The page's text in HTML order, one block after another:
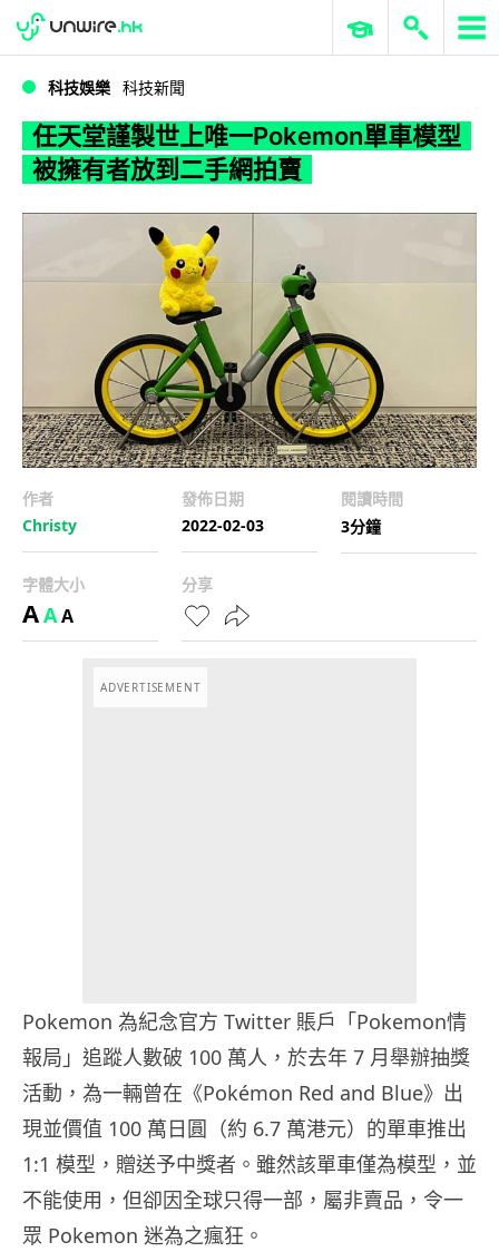
WWDC 2026 ERP 與商業 AI
科技娛樂 科技新聞
任天堂謹製世上唯一Pokemon單車模型
被擁有者放到二手網拍賣
作者
Christy
發佈日期
2022-02-03
閱讀時間
3分鐘
字體大小
AAA
分享
ADVERTISEMENT
Pokemon 為紀念官方 Twitter 賬戶「Pokemon情
報局」追蹤人數破 100 萬人，於去年 7 月舉辦抽獎
活動，為一輛曾在《Pokémon Red and Blue》出
現並價值 100 萬日圓（約 6.7 萬港元）的單車推出
1:1 模型，贈送予中獎者。雖然該單車僅為模型，並
不能使用，但卻因全球只得一部，屬非賣品，令一
眾 Pokemon 迷為之瘋狂。